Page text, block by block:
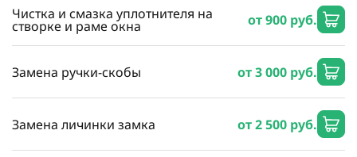
Чистка и смазка уплотнителя на
створке и раме окна от 900 руб.
Замена ручки-скобы от 3 000 руб.
Замена личинки замка от 2 500 руб.